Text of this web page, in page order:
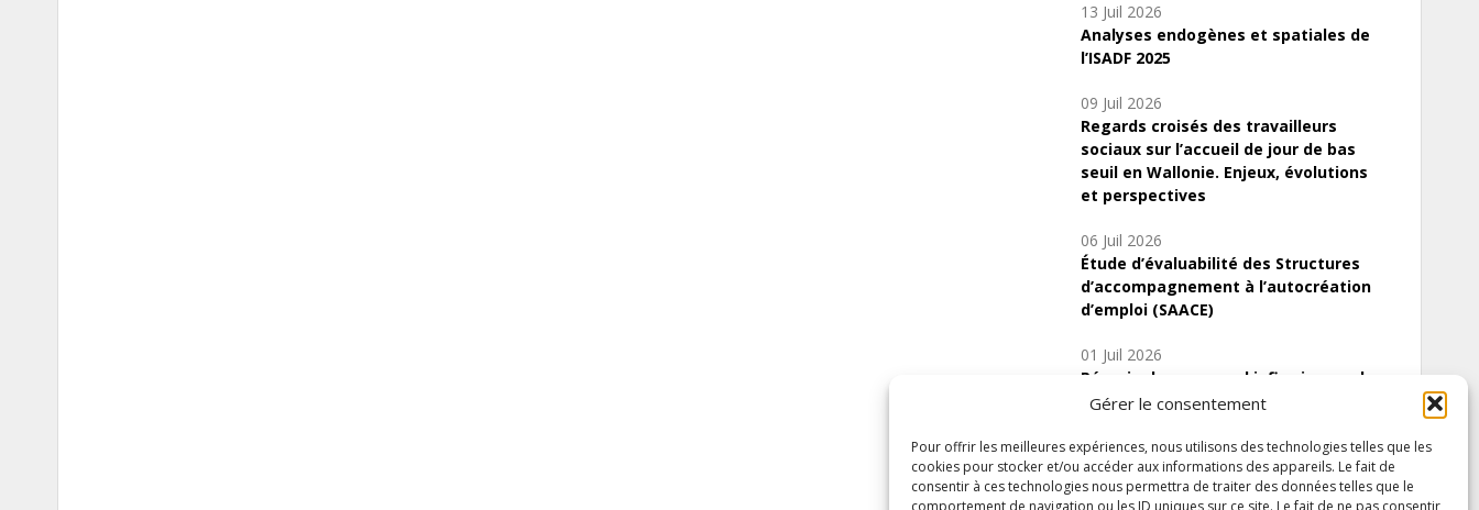
Gérer le consentement
Pour offrir les meilleures expériences, nous utilisons des technologies telles que les
cookies pour stocker et/ou accéder aux informations des appareils. Le fait de
consentir à ces technologies nous permettra de traiter des données telles que le
comportement de navigation ou les ID uniques sur ce site. Le fait de ne pas consentir
13 Juil 2026
Analyses endogènes et spatiales de
l’ISADF 2025
09 Juil 2026
Regards croisés des travailleurs
sociaux sur l’accueil de jour de bas
seuil en Wallonie. Enjeux, évolutions
et perspectives
06 Juil 2026
Étude d’évaluabilité des Structures
d’accompagnement à l’autocréation
d’emploi (SAACE)
01 Juil 2026
Pénurie du personnel infirmier :quels
indicateurs d’offre de soins pour